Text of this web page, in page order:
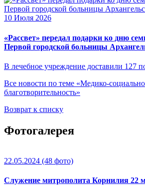
10 Июля 2026
«Рассвет» передал подарки ко дню
Первой городской больницы
В лечебное учреждение доставили 127
Все новости по теме «Медико-
благотворительность»
Возврат к списку
Фотогалерея
22.05.2024 (48 фото)
Служение митрополита Корнилия 22